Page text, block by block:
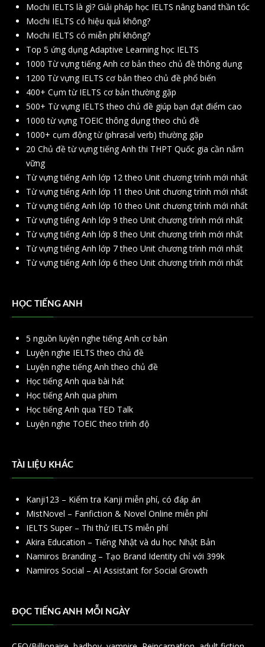
Mochi IELTS là gì? Giải pháp học IELTS nâng band thần tốc
Mochi IELTS có hiệu quả không?
Mochi IELTS có miễn phí không?
Top 5 ứng dụng Adaptive Learning học IELTS
1000 Từ vựng tiếng Anh cơ bản theo chủ đề thông dụng
1200 Từ vựng IELTS cơ bản theo chủ đề phổ biến
400+ Cụm từ IELTS cơ bản thường gặp
500+ Từ vựng IELTS theo chủ đề giúp bạn đạt điểm cao
1000 từ vựng TOEIC thông dụng theo chủ đề
1000+ cụm động từ (phrasal verb) thường gặp
20 Chủ đề từ vựng tiếng Anh thi THPT Quốc gia cần nắm
vững
Từ vựng tiếng Anh lớp 12 theo Unit chương trình mới nhất
Từ vựng tiếng Anh lớp 11 theo Unit chương trình mới nhất
Từ vựng tiếng Anh lớp 10 theo Unit chương trình mới nhất
Từ vựng tiếng Anh lớp 9 theo Unit chương trình mới nhất
Từ vựng tiếng Anh lớp 8 theo Unit chương trình mới nhất
Từ vựng tiếng Anh lớp 7 theo Unit chương trình mới nhất
Từ vựng tiếng Anh lớp 6 theo Unit chương trình mới nhất
HỌC TIẾNG ANH
5 nguồn luyện nghe tiếng Anh cơ bản
Luyện nghe IELTS theo chủ đề
Luyện nghe tiếng Anh theo chủ đề
Học tiếng Anh qua bài hát
Học tiếng Anh qua phim
Học tiếng Anh qua TED Talk
Luyện nghe TOEIC theo trình độ
TÀI LIỆU KHÁC
Kanji123 – Kiểm tra Kanji miễn phí, có đáp án
MistNovel – Fanfiction & Novel Online miễn phí
IELTS Super – Thi thử IELTS miễn phí
Akira Education – Tiếng Nhật và du học Nhật Bản
Namiros Branding – Tạo Brand Identity chỉ với 399k
Namiros Social – AI Assistant for Social Growth
ĐỌC TIẾNG ANH MỖI NGÀY